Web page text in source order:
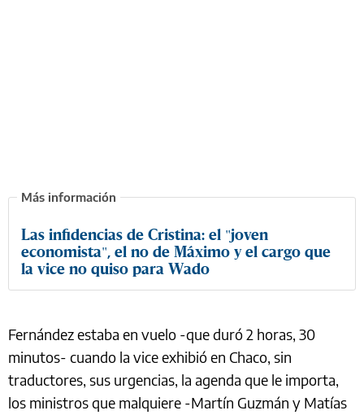
Las infidencias de Cristina: el "joven
economista", el no de Máximo y el cargo que
la vice no quiso para Wado
Fernández estaba en vuelo -que duró 2 horas, 30
minutos- cuando la vice exhibió en Chaco, sin
traductores, sus urgencias, la agenda que le importa,
los ministros que malquiere -Martín Guzmán y Matías